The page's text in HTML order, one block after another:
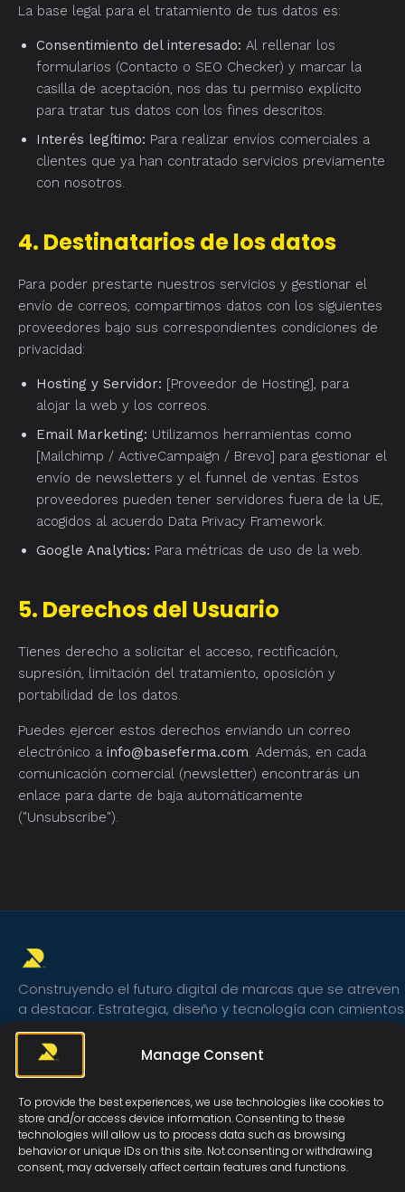
Manage Consent
To provide the best experiences, we use technologies like cookies to
store and/or access device information. Consenting to these
technologies will allow us to process data such as browsing
behavior or unique IDs on this site. Not consenting or withdrawing
consent, may adversely affect certain features and functions.
La base legal para el tratamiento de tus datos es:
Consentimiento del interesado: Al rellenar los
formularios (Contacto o SEO Checker) y marcar la
casilla de aceptación, nos das tu permiso explícito
para tratar tus datos con los fines descritos.
Interés legítimo: Para realizar envíos comerciales a
clientes que ya han contratado servicios previamente
con nosotros.
4. Destinatarios de los datos
Para poder prestarte nuestros servicios y gestionar el
envío de correos, compartimos datos con los siguientes
proveedores bajo sus correspondientes condiciones de
privacidad:
Hosting y Servidor: [Proveedor de Hosting], para
alojar la web y los correos.
Email Marketing: Utilizamos herramientas como
[Mailchimp / ActiveCampaign / Brevo] para gestionar el
envío de newsletters y el funnel de ventas. Estos
proveedores pueden tener servidores fuera de la UE,
acogidos al acuerdo Data Privacy Framework.
Google Analytics: Para métricas de uso de la web.
5. Derechos del Usuario
Tienes derecho a solicitar el acceso, rectificación,
supresión, limitación del tratamiento, oposición y
portabilidad de los datos.
Puedes ejercer estos derechos enviando un correo
electrónico a info@baseferma.com. Además, en cada
comunicación comercial (newsletter) encontrarás un
enlace para darte de baja automáticamente
("Unsubscribe").
Construyendo el futuro digital de marcas que se atreven
a destacar. Estrategia, diseño y tecnología con cimientos
sólidos.
CONTACTO
info@baseferma.com
622 77 67 03
LEGAL
Aviso Legal
Privacidad